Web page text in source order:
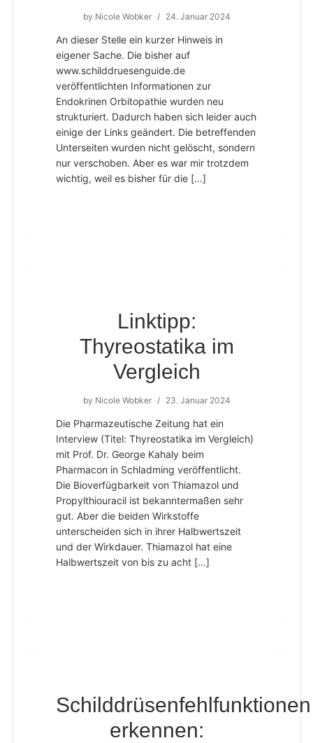
by Nicole Wobker / 24. Januar 2024
An dieser Stelle ein kurzer Hinweis in
eigener Sache. Die bisher auf
www.schilddruesenguide.de
veröffentlichten Informationen zur
Endokrinen Orbitopathie wurden neu
strukturiert. Dadurch haben sich leider auch
einige der Links geändert. Die betreffenden
Unterseiten wurden nicht gelöscht, sondern
nur verschoben. Aber es war mir trotzdem
wichtig, weil es bisher für die […]
Linktipp:
Thyreostatika im
Vergleich
by Nicole Wobker / 23. Januar 2024
Die Pharmazeutische Zeitung hat ein
Interview (Titel: Thyreostatika im Vergleich)
mit Prof. Dr. George Kahaly beim
Pharmacon in Schladming veröffentlicht.
Die Bioverfügbarkeit von Thiamazol und
Propylthiouracil ist bekanntermaßen sehr
gut. Aber die beiden Wirkstoffe
unterscheiden sich in ihrer Halbwertszeit
und der Wirkdauer. Thiamazol hat eine
Halbwertszeit von bis zu acht […]
Schilddrüsenfehlfunktionen
erkennen: